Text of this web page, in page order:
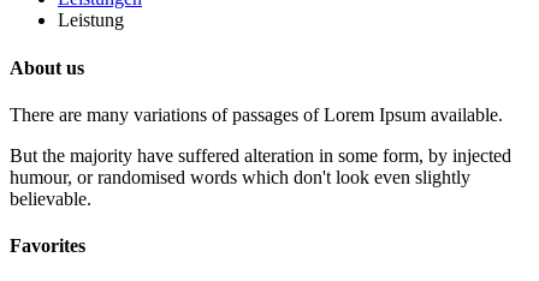
Leistung
About us
There are many variations of passages of Lorem Ipsum available.
But the majority have suffered alteration in some form, by injected
humour, or randomised words which don't look even slightly
believable.
Favorites